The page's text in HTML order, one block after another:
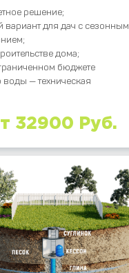
решение;
вариант для дач с сезонным
дома;
бюджете
воды — техническая
32900 Руб.